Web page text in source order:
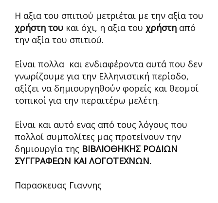
Η αξια του σπιτιού μετριέται με την αξία του
χρήστη του και όχι, η αξια του χρήστη από
την αξία του σπιτιού.
Είναι πολλα και ενδιαφέροντα αυτά που δεν
γνωρίζουμε για την Ελληνιστική περίοδο,
αξίζει να δημιουργηθούν φορείς και θεσμοί
τοπικοί για την περαιτέρω μελέτη.
Είναι και αυτό ενας από τους λόγους που
πολλοί συμπολίτες μας προτείνουν την
δημιουργία της ΒΙΒΛΙΟΘΗΚΗΣ ΡΟΔΙΩΝ
ΣΥΓΓΡΑΦΕΩΝ ΚΑΙ ΛΟΓΟΤΕΧΝΩΝ.
Παρασκευας Γιαννης